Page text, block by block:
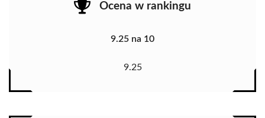
Ocena w rankingu
9.25 na 10
9.25